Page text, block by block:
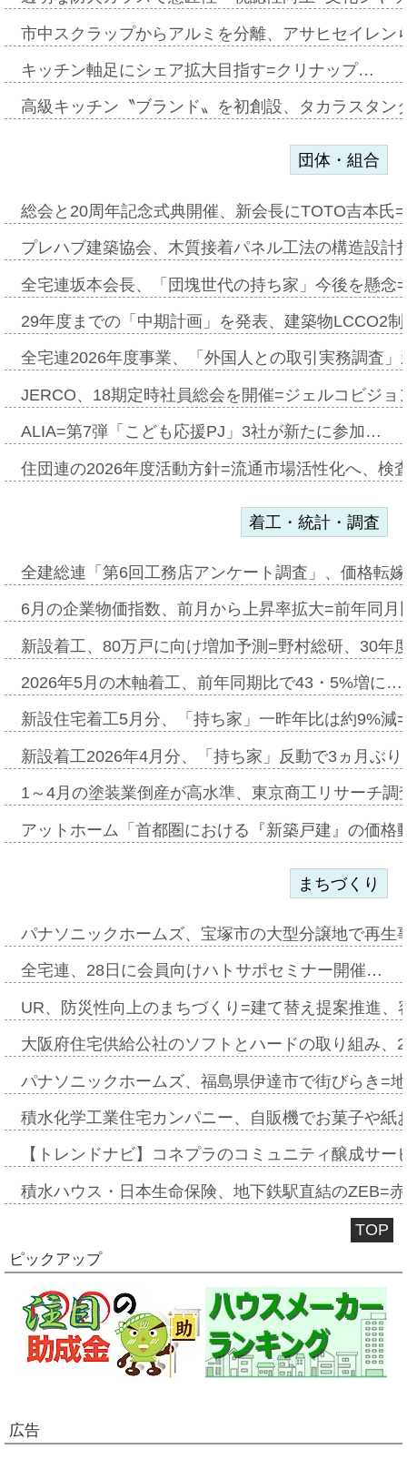
市中スクラップからアルミを分離、アサヒセイレ
キッチン軸足にシェア拡大目指す=クリナップ…
高級キッチン〝ブランド〟を初創設、タカラスタ
団体・組合
総会と20周年記念式典開催、新会長にTOTO吉本氏
プレハブ建築協会、木質接着パネル工法の構造設
全宅連坂本会長、「団塊世代の持ち家」今後を懸
29年度までの「中期計画」を発表、建築物LCCO2
全宅連2026年度事業、「外国人との取引実務調査
JERCO、18期定時社員総会を開催=ジェルコビジ
ALIA=第7弾「こども応援PJ」3社が新たに参加…
住団連の2026年度活動方針=流通市場活性化へ、検
着工・統計・調査
全建総連「第6回工務店アンケート調査」、価格転
6月の企業物価指数、前月から上昇率拡大=前年同
新設着工、80万戸に向け増加予測=野村総研、30年
2026年5月の木軸着工、前年同期比で43・5%増に…
新設住宅着工5月分、「持ち家」一昨年比は約9%
新設着工2026年4月分、「持ち家」反動で3ヵ月ぶ
1～4月の塗装業倒産が高水準、東京商工リサーチ
アットホーム「首都圏における『新築戸建』の価
まちづくり
パナソニックホームズ、宝塚市の大型分譲地で再
全宅連、28日に会員向けハトサポセミナー開催…
UR、防災性向上のまちづくり=建て替え提案推進
大阪府住宅供給公社のソフトとハードの取り組み
パナソニックホームズ、福島県伊達市で街びらき=
積水化学工業住宅カンパニー、自販機でお菓子や
【トレンドナビ】コネプラのコミュニティ醸成サ
積水ハウス・日本生命保険、地下鉄駅直結のZEB=
TOP
ピックアップ
広告